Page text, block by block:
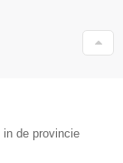
in de provincie